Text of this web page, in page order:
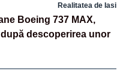
Realitatea de Iasi
Boeing 737 MAX,
descoperirea unor